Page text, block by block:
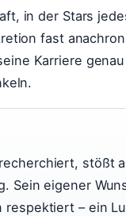
in der Stars
fast
Karriere
stößt
Sein eigener
respektiert – ein